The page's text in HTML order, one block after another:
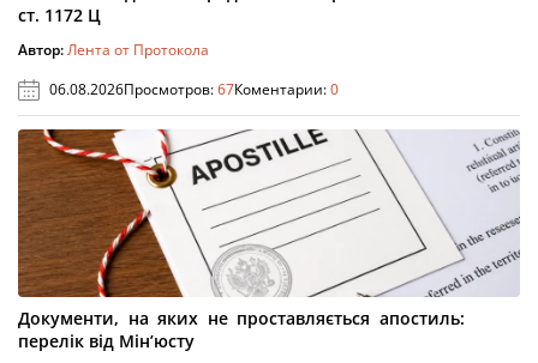
ст. 1172 Ц
Автор:Лента от Протокола
06.08.2026Просмотров:67Коментарии:0
Документи, на яких не проставляється апостиль:
перелік від Мін’юсту